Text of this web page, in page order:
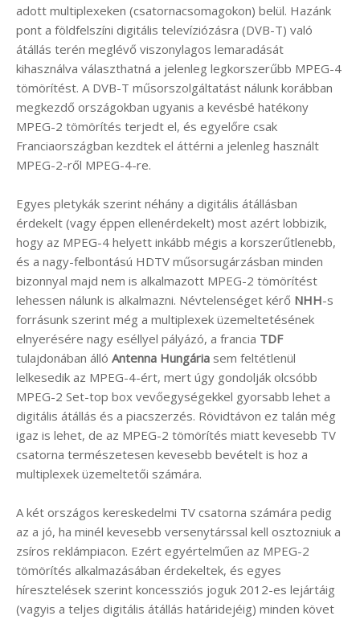
adott multiplexeken (csatornacsomagokon) belül. Hazánk
pont a földfelszíni digitális televíziózásra (DVB-T) való
átállás terén meglévő viszonylagos lemaradását
kihasználva választhatná a jelenleg legkorszerűbb MPEG-4
tömörítést. A DVB-T műsorszolgáltatást nálunk korábban
megkezdő országokban ugyanis a kevésbé hatékony
MPEG-2 tömörítés terjedt el, és egyelőre csak
Franciaországban kezdtek el áttérni a jelenleg használt
MPEG-2-ről MPEG-4-re.
Egyes pletykák szerint néhány a digitális átállásban
érdekelt (vagy éppen ellenérdekelt) most azért lobbizik,
hogy az MPEG-4 helyett inkább mégis a korszerűtlenebb,
és a nagy-felbontású HDTV műsorsugárzásban minden
bizonnyal majd nem is alkalmazott MPEG-2 tömörítést
lehessen nálunk is alkalmazni. Névtelenséget kérő NHH-s
forrásunk szerint még a multiplexek üzemeltetésének
elnyerésére nagy eséllyel pályázó, a francia TDF
tulajdonában álló Antenna Hungária sem feltétlenül
lelkesedik az MPEG-4-ért, mert úgy gondolják olcsóbb
MPEG-2 Set-top box vevőegységekkel gyorsabb lehet a
digitális átállás és a piacszerzés. Rövidtávon ez talán még
igaz is lehet, de az MPEG-2 tömörítés miatt kevesebb TV
csatorna természetesen kevesebb bevételt is hoz a
multiplexek üzemeltetői számára.
A két országos kereskedelmi TV csatorna számára pedig
az a jó, ha minél kevesebb versenytárssal kell osztozniuk a
zsíros reklámpiacon. Ezért egyértelműen az MPEG-2
tömörítés alkalmazásában érdekeltek, és egyes
híresztelések szerint koncessziós joguk 2012-es lejártáig
(vagyis a teljes digitális átállás határidejéig) minden követ